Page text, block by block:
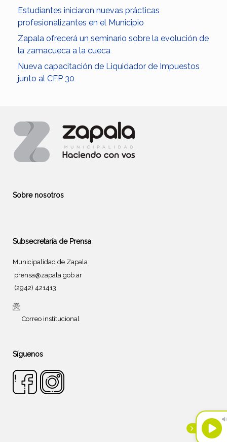
Estudiantes iniciaron nuevas prácticas
profesionalizantes en el Municipio
Zapala ofrecerá un seminario sobre la evolución de
la zamacueca a la cueca
Nueva capacitación de Liquidador de Impuestos
junto al CFP 30
Sobre nosotros
Subsecretaría de Prensa
Municipalidad de Zapala
prensa@zapala.gob.ar
(2942) 421413
Correo institucional
Síguenos